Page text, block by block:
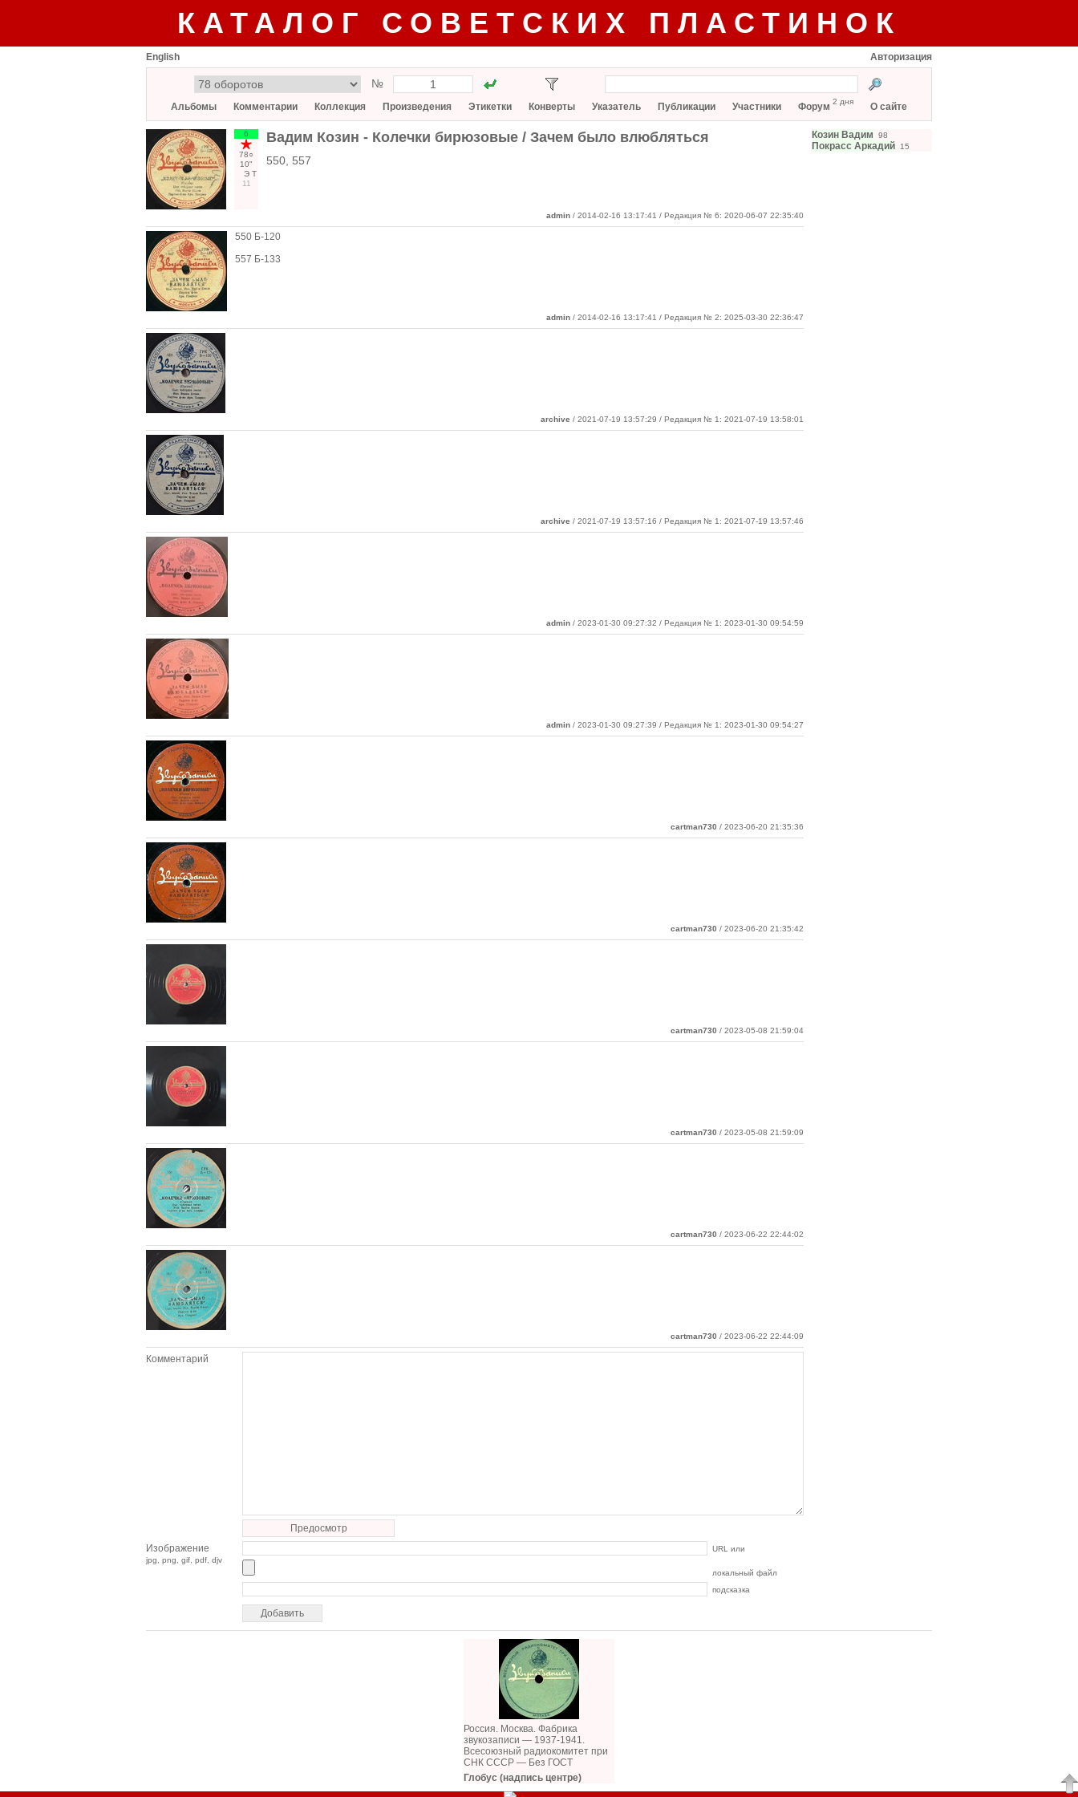
КАТАЛОГ СОВЕТСКИХ ПЛАСТИНОК
English Авторизация
№
Альбомы Комментарии Коллекция Произведения Этикетки Конверты Указатель Публикации Участники Форум 2 дня О сайте
6
78○
10"
Э Т
11
Вадим Козин - Колечки бирюзовые / Зачем было влюбляться
550, 557
admin / 2014-02-16 13:17:41 / Редакция № 6: 2020-06-07 22:35:40
550 Б-120
557 Б-133
admin / 2014-02-16 13:17:41 / Редакция № 2: 2025-03-30 22:36:47
archive / 2021-07-19 13:57:29 / Редакция № 1: 2021-07-19 13:58:01
archive / 2021-07-19 13:57:16 / Редакция № 1: 2021-07-19 13:57:46
admin / 2023-01-30 09:27:32 / Редакция № 1: 2023-01-30 09:54:59
admin / 2023-01-30 09:27:39 / Редакция № 1: 2023-01-30 09:54:27
cartman730 / 2023-06-20 21:35:36
cartman730 / 2023-06-20 21:35:42
cartman730 / 2023-05-08 21:59:04
cartman730 / 2023-05-08 21:59:09
cartman730 / 2023-06-22 22:44:02
cartman730 / 2023-06-22 22:44:09
Комментарий
Предосмотр
Изображение
jpg, png, gif, pdf, djv
URL или
локальный файл
подсказка
Козин Вадим 98
Покрасс Аркадий 15
Россия. Москва. Фабрика
звукозаписи — 1937-1941.
Всесоюзный радиокомитет при
СНК СССР — Без ГОСТ
Глобус (надпись центре)